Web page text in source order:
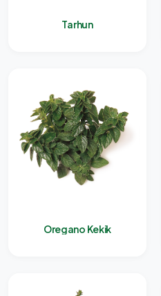
Tarhun
Oregano Kekik